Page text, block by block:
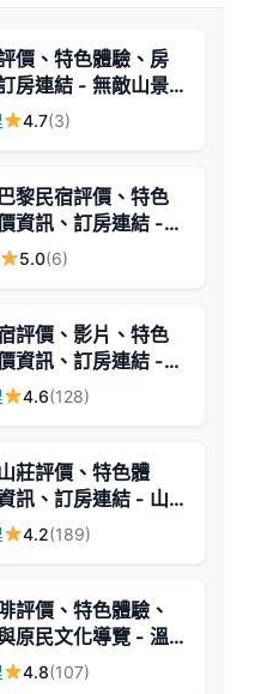
價、特色體驗、房
房連結 - 無敵山景
4.7(3)
黎民宿評價、特色
資訊、訂房連結 -
閒住宿
5.0(6)
評價、影片、特色
資訊、訂房連結 -
鄉體驗
4.6(128)
莊評價、特色體
訊、訂房連結 - 山
首選
4.2(189)
評價、特色體驗、
原民文化導覽 - 溫
4.8(107)